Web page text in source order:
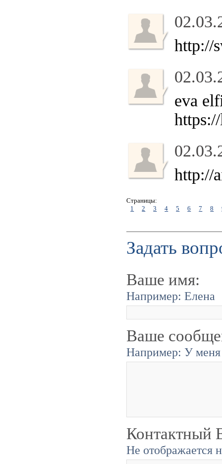
http://
eva
http://
Страницы:
1
2 3 4 5 6 7 8
Задать
Ваше имя:
Например: Елена
Ваше
Например: У меня
Контактный
Не отображается